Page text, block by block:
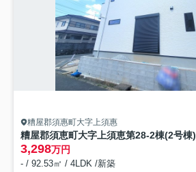
糟屋郡須惠町大字上須惠
糟屋郡須恵町大字上須恵第28-2棟(2号棟)
3,298万円
- / 92.53㎡ / 4LDK /新築